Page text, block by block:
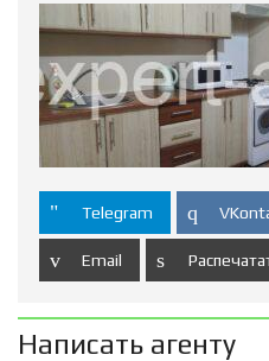
Telegram
Email
Написать агенту